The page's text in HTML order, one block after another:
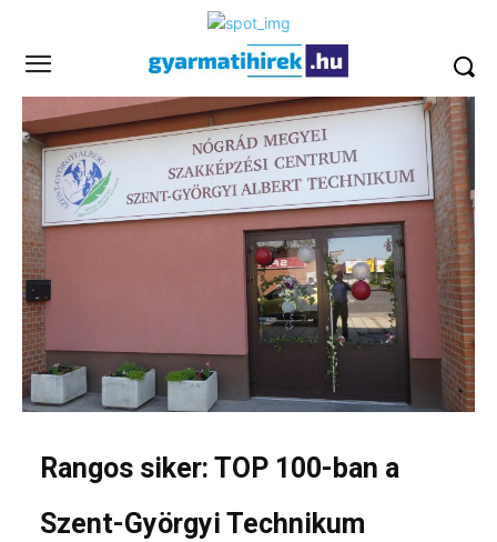
Rangos siker: TOP 100-ban a
Szent-Györgyi Technikum